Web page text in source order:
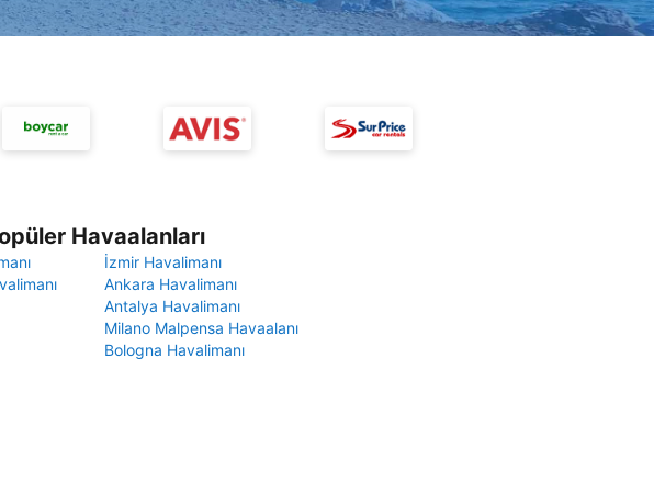
Havaalanları
İzmir Havalimanı
Ankara Havalimanı
Antalya Havalimanı
Milano Malpensa Havaalanı
Bologna Havalimanı